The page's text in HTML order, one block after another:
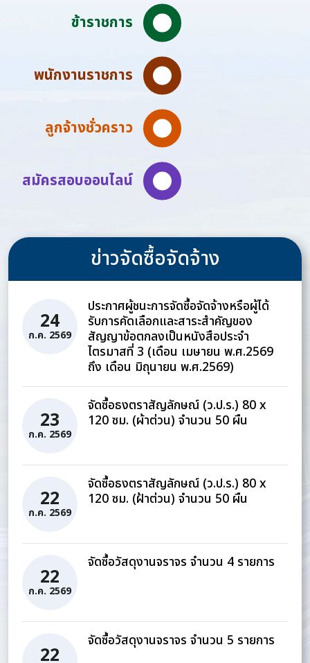
ข้าราชการ
พนักงานราชการ
ลูกจ้างชั่วคราว
สมัครสอบออนไลน์
ข่าวจัดซื้อจัดจ้าง
24
ก.ค. 2569
ประกาศผู้ชนะการจัดซื้อจัดจ้างหรือผู้ได้
รับการคัดเลือกและสาระสำคัญของ
สัญญาข้อตกลงเป็นหนังสือประจำ
ไตรมาสที่ 3 (เดือน เมษายน พ.ศ.2569
ถึง เดือน มิถุนายน พ.ศ.2569)
23
ก.ค. 2569
จัดซื้อธงตราสัญลักษณ์ (ว.ป.ร.) 80 x
120 ซม. (ผ้าต่วน) จำนวน 50 ผืน
22
ก.ค. 2569
จัดซื้อธงตราสัญลักษณ์ (ว.ป.ร.) 80 x
120 ซม. (ฝ้าต่วน) จำนวน 50 ผืน
22
ก.ค. 2569
จัดซื้อวัสดุงานจราจร จำนวน 4 รายการ
22
จัดซื้อวัสดุงานจราจร จำนวน 5 รายการ